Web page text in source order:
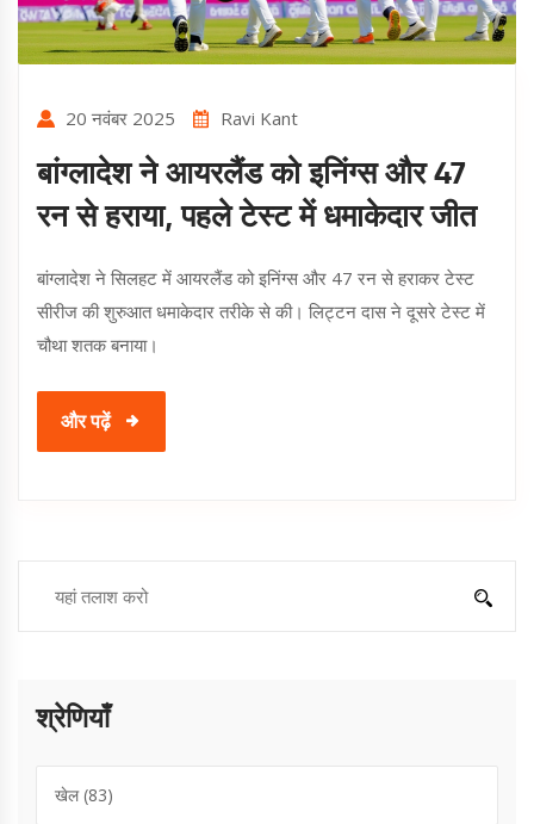
20 नवंबर 2025 Ravi Kant
बांग्लादेश ने आयरलैंड को इनिंग्स और 47
रन से हराया, पहले टेस्ट में धमाकेदार जीत
बांग्लादेश ने सिलहट में आयरलैंड को इनिंग्स और 47 रन से हराकर टेस्ट
सीरीज की शुरुआत धमाकेदार तरीके से की। लिट्टन दास ने दूसरे टेस्ट में
चौथा शतक बनाया।
और पढ़ें
श्रेणियाँ
खेल(83)